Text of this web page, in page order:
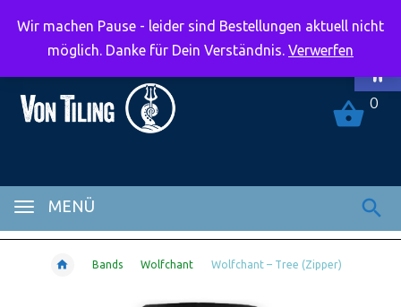
MENÜ
0
Bands Wolfchant Wolfchant – Tree (Zipper)
Wir machen Pause - leider sind Bestellungen aktuell nicht
möglich. Danke für Dein Verständnis. Verwerfen